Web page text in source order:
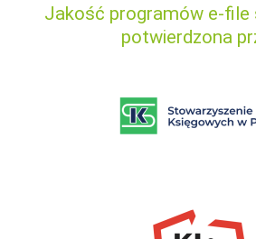
Jakość programów e-file
potwierdzona